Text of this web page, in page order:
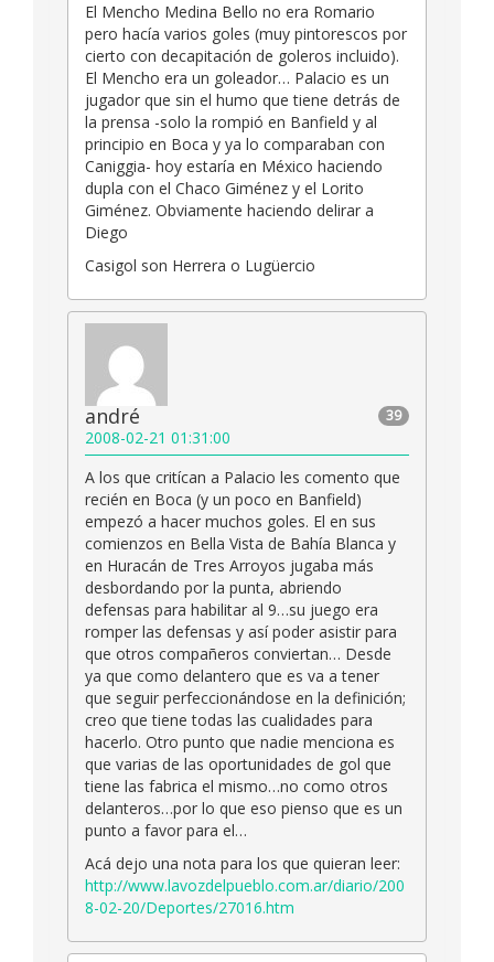
El Mencho Medina Bello no era Romario
pero hacía varios goles (muy pintorescos por
cierto con decapitación de goleros incluido).
El Mencho era un goleador… Palacio es un
jugador que sin el humo que tiene detrás de
la prensa -solo la rompió en Banfield y al
principio en Boca y ya lo comparaban con
Caniggia- hoy estaría en México haciendo
dupla con el Chaco Giménez y el Lorito
Giménez. Obviamente haciendo delirar a
Diego
Casigol son Herrera o Lugüercio
39
andré
2008-02-21 01:31:00
A los que critícan a Palacio les comento que
recién en Boca (y un poco en Banfield)
empezó a hacer muchos goles. El en sus
comienzos en Bella Vista de Bahía Blanca y
en Huracán de Tres Arroyos jugaba más
desbordando por la punta, abriendo
defensas para habilitar al 9…su juego era
romper las defensas y así poder asistir para
que otros compañeros conviertan… Desde
ya que como delantero que es va a tener
que seguir perfeccionándose en la definición;
creo que tiene todas las cualidades para
hacerlo. Otro punto que nadie menciona es
que varias de las oportunidades de gol que
tiene las fabrica el mismo…no como otros
delanteros…por lo que eso pienso que es un
punto a favor para el…
Acá dejo una nota para los que quieran leer:
http://www.lavozdelpueblo.com.ar/diario/200
8-02-20/Deportes/27016.htm